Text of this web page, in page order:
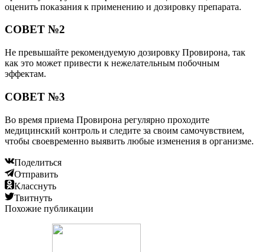
оценить показания к применению и дозировку препарата.
СОВЕТ №2
Не превышайте рекомендуемую дозировку Провирона, так
как это может привести к нежелательным побочным
эффектам.
СОВЕТ №3
Во время приема Провирона регулярно проходите
медицинский контроль и следите за своим самочувствием,
чтобы своевременно выявить любые изменения в организме.
Поделиться
Отправить
Класснуть
Твитнуть
Похожие публикации